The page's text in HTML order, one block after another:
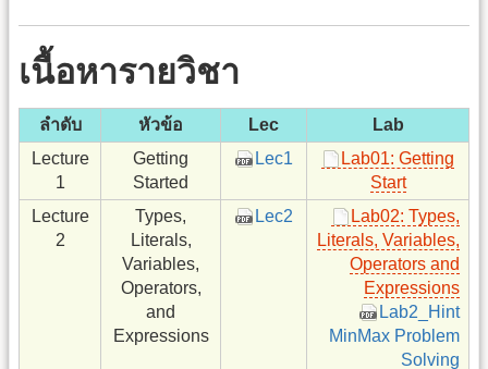
เนื้อหารายวิชา
ลำดับ หัวข้อ Lec
Lab
Lecture
1
Getting
Started
Lec1
Lab01: Getting
Start
Lecture
2
Types,
Literals,
Variables,
Operators,
and
Expressions
Lec2
Lab02: Types,
Literals, Variables,
Operators and
Expressions
Lab2_Hint
MinMax Problem
Solving